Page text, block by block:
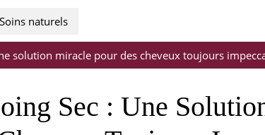
Soins naturels
solution miracle pour des cheveux toujours
Sec : Une